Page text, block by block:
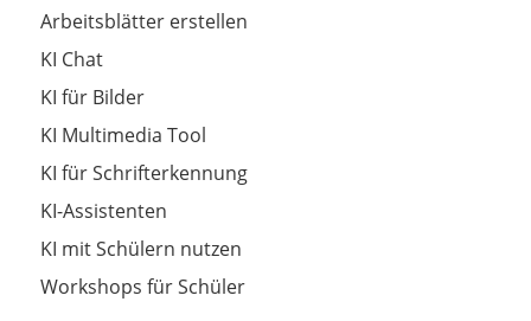
Arbeitsblätter erstellen
KI Chat
KI für Bilder
KI Multimedia Tool
KI für Schrifterkennung
KI-Assistenten
KI mit Schülern nutzen
Workshops für Schüler